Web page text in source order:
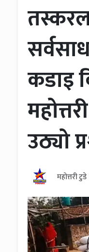
कडाइ
उठ्यो
महोत्तरी टुडे